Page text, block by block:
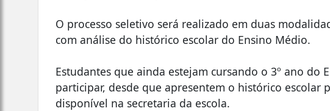
O processo seletivo será realizado em duas
com análise do histórico escolar do Ensino Médio.
Estudantes que ainda estejam cursando o 3º ano do
participar, desde que apresentem o histórico escolar
disponível na secretaria da escola.